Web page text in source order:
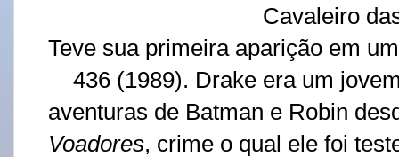
Cavaleiro
Teve sua primeira aparição em
436 (1989). Drake era um
aventuras de Batman e Robin
Voadores, crime o qual ele foi